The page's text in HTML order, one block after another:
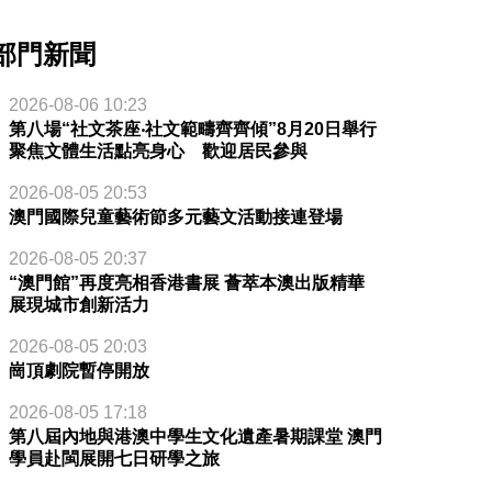
門新聞
2026-08-06 10:23
第八場“社文茶座‧社文範疇齊齊傾”8月20日舉行
聚焦文體生活點亮身心 歡迎居民參與
2026-08-05 20:53
澳門國際兒童藝術節多元藝文活動接連登場
2026-08-05 20:37
“澳門館”再度亮相香港書展 薈萃本澳出版精華
展現城市創新活力
2026-08-05 20:03
崗頂劇院暫停開放
2026-08-05 17:18
第八屆內地與港澳中學生文化遺產暑期課堂 澳門
學員赴閩展開七日研學之旅